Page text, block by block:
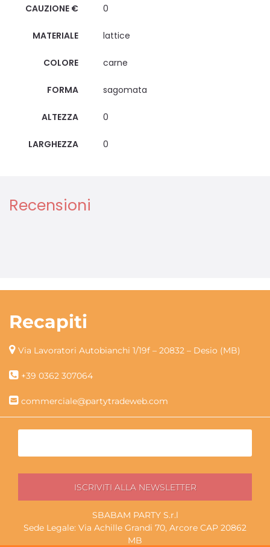
CAUZIONE € 0
MATERIALE lattice
COLORE carne
FORMA sagomata
ALTEZZA 0
LARGHEZZA 0
Recensioni
Recapiti
Via Lavoratori Autobianchi 1/19f – 20832 – Desio (MB)
+39 0362 307064
commerciale@partytradeweb.com
SBABAM PARTY S.r.l
Sede Legale: Via Achille Grandi 70, Arcore CAP 20862
MB